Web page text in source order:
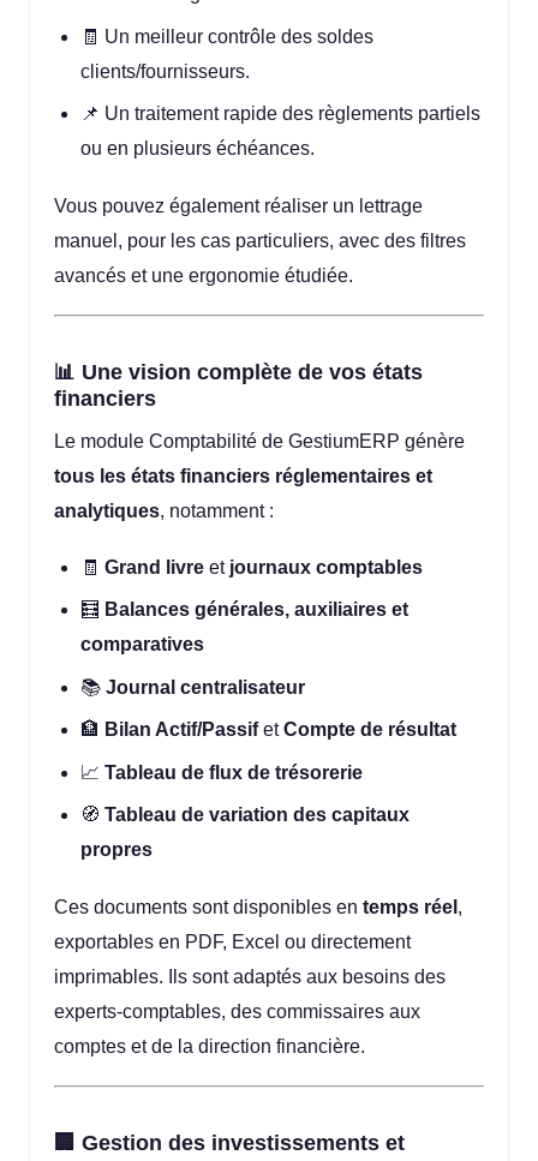
🧾 Un meilleur contrôle des soldes
clients/fournisseurs.
📌 Un traitement rapide des règlements partiels
ou en plusieurs échéances.
Vous pouvez également réaliser un lettrage
manuel, pour les cas particuliers, avec des filtres
avancés et une ergonomie étudiée.
📊 Une vision complète de vos états
financiers
Le module Comptabilité de GestiumERP génère
tous les états financiers réglementaires et
analytiques, notamment :
🧾Grand livre et journaux comptables
🧮 Balances générales, auxiliaires et
comparatives
📚Journal centralisateur
🏦 Bilan Actif/PassifetCompte de résultat
📈Tableau de flux de trésorerie
🧭Tableau de variation des capitaux
propres
Ces documents sont disponibles en temps réel ,
exportables en PDF, Excel ou directement
imprimables. Ils sont adaptés aux besoins des
experts-comptables, des commissaires aux
comptes et de la direction financière.
🏢 Gestion des investissements et